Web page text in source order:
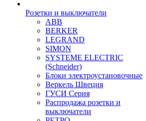
Розетки и выключатели
ABB
BERKER
LEGRAND
SIMON
SYSTEME ELECTRIC
(Schneider)
Блоки электроустановочные
Веркель Швеция
ГУСИ Серия
Распродажа розетки и
выключатели